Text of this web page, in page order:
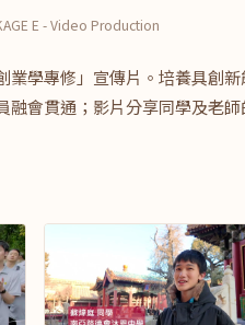
E - Video Production
學專修」宣傳片。培養具創
會貫通；影片分享同學及老師